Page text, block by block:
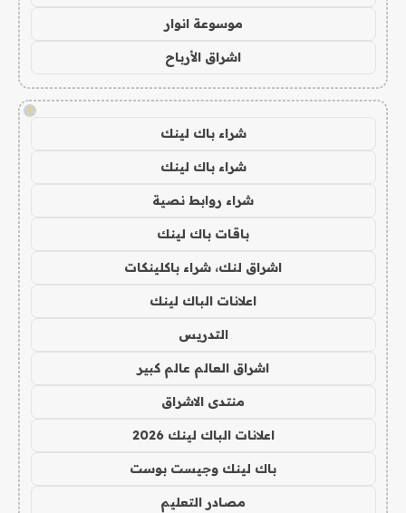
موسوعة انوار
اشراق الأرباح
!
شراء باك لينك
شراء باك لينك
شراء روابط نصية
باقات باك لينك
اشراق لنك، شراء باكلينكات
اعلانات الباك لينك
التدريس
اشراق العالم عالم كبير
منتدى الاشراق
اعلانات الباك لينك 2026
باك لينك وجيست بوست
مصادر التعليم